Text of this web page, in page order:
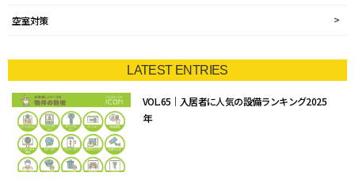
空室対策
LATEST ENTRIES
VOL.65｜入居者に人気の設備ランキング2025
年